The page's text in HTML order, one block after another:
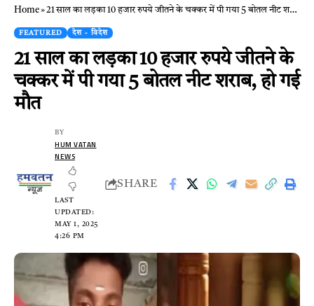
Home»21 साल का लड़का 10 हजार रुपये जीतने के चक्कर में पी गया 5 बोतल नीट शराब, हो गई मौत
FEATURED देश - विदेश
21 साल का लड़का 10 हजार रुपये जीतने के
चक्कर में पी गया 5 बोतल नीट शराब, हो गई
मौत
LAST
UPDATED:
MAY 1, 2025
4:26 PM
BY
HUM VATAN
NEWS
SHARE